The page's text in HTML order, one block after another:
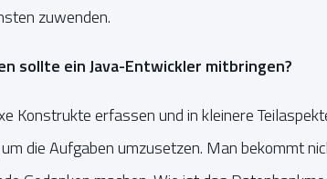
zuwenden.
sollte ein Java-Entwickler mitbringen?
Konstrukte erfassen und in kleinere
die Aufgaben umzusetzen. Man bekommt